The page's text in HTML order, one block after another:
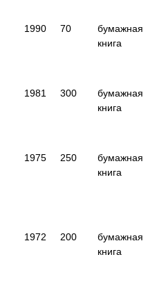
1990 70
бумажная
книга
1981 300
бумажная
книга
1975 250
бумажная
книга
1972 200
бумажная
книга